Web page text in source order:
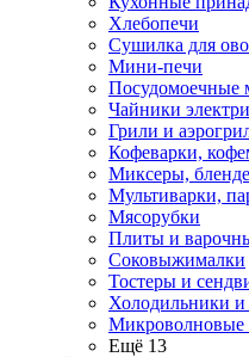
Хлебопечи
Сушилка для
Мини-печи
Чайники
Грили и
Кофеварки,
Миксеры,
Мультиварки,
Мясорубки
Плиты и
Соковыжималки
Тостеры и
Холодильники
Микроволновые
Ещё 13